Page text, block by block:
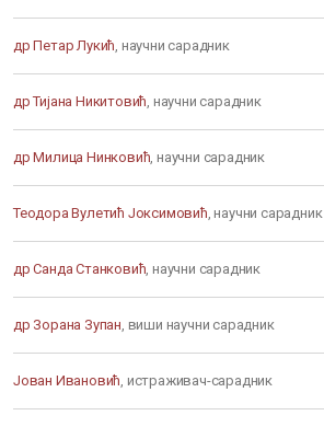
др Петар Лукић, научни сарадник
др Тијана Никитовић, научни сарадник
др Милица Нинковић, научни сарадник
Теодора Вулетић Јоксимовић, научни сарадник
др Санда Станковић, научни сарадник
др Зорана Зупан, виши научни сарадник
Јован Ивановић, истраживач-сарадник